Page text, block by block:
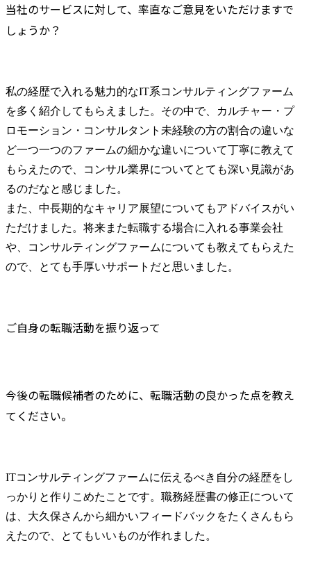
当社のサービスに対して、率直なご意見をいただけますで
しょうか？
私の経歴で入れる魅力的なIT系コンサルティングファーム
を多く紹介してもらえました。その中で、カルチャー・プ
ロモーション・コンサルタント未経験の方の割合の違いな
ど一つ一つのファームの細かな違いについて丁寧に教えて
もらえたので、コンサル業界についてとても深い見識があ
るのだなと感じました。
また、中長期的なキャリア展望についてもアドバイスがい
ただけました。将来また転職する場合に入れる事業会社
や、コンサルティングファームについても教えてもらえた
ので、とても手厚いサポートだと思いました。
ご自身の転職活動を振り返って
今後の転職候補者のために、転職活動の良かった点を教え
てください。
ITコンサルティングファームに伝えるべき自分の経歴をし
っかりと作りこめたことです。職務経歴書の修正について
は、大久保さんから細かいフィードバックをたくさんもら
えたので、とてもいいものが作れました。